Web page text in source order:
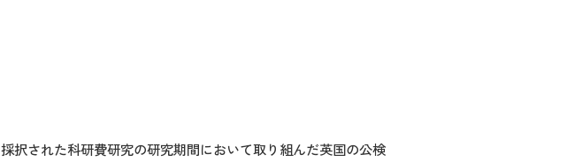
択された科研費研究の研究期間において取り組んだ英国の公検